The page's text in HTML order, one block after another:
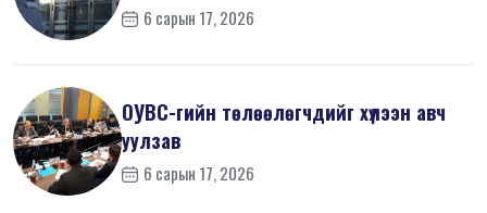
6 сарын 17, 2026
ОУВС-гийн төлөөлөгчдийг хүлээн авч
уулзав
6 сарын 17, 2026